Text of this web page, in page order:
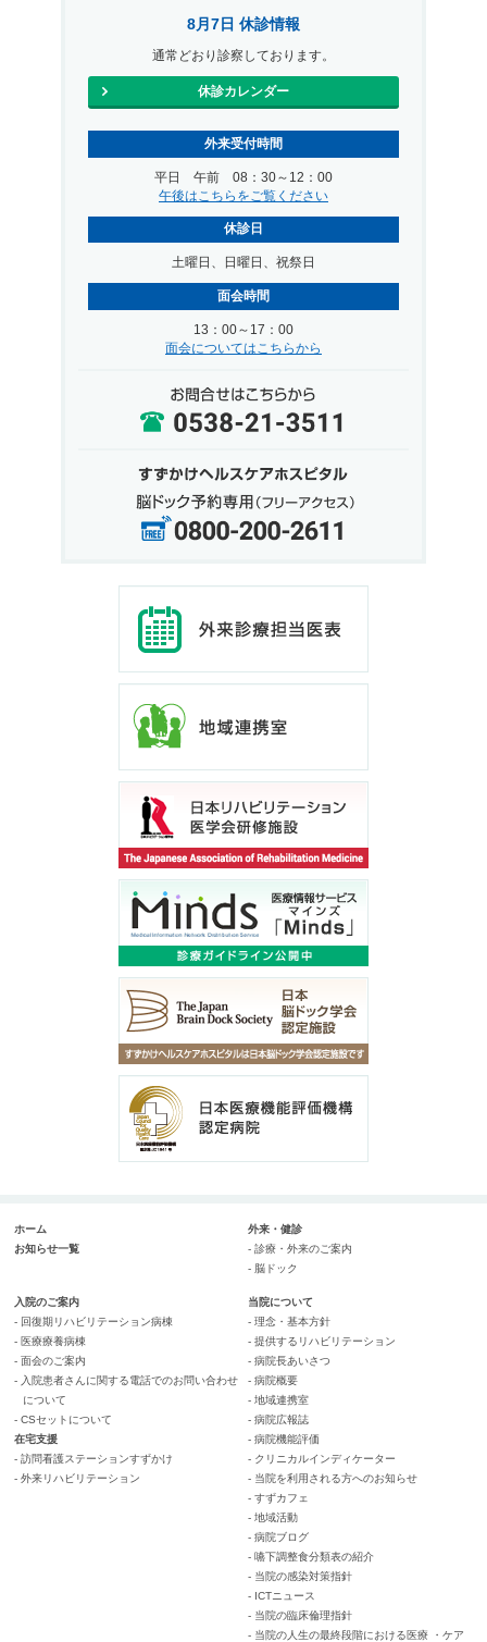
8月7日 休診情報
通常どおり診察しております。
休診カレンダー
外来受付時間
平日 午前 08：30～12：00
午後はこちらをご覧ください
休診日
土曜日、日曜日、祝祭日
面会時間
13：00～17：00
面会についてはこちらから
ホーム
お知らせ一覧
外来・健診
- 診療・外来のご案内
- 脳ドック
入院のご案内
- 回復期リハビリテーション病棟
- 医療療養病棟
- 面会のご案内
- 入院患者さんに関する電話でのお問い合わせ
について
- CSセットについて
在宅支援
- 訪問看護ステーションすずかけ
- 外来リハビリテーション
当院について
- 理念・基本方針
- 提供するリハビリテーション
- 病院長あいさつ
- 病院概要
- 地域連携室
- 病院広報誌
- 病院機能評価
- クリニカルインディケーター
- 当院を利用される方へのお知らせ
- すずカフェ
- 地域活動
- 病院ブログ
- 嚥下調整食分類表の紹介
- 当院の感染対策指針
- ICTニュース
- 当院の臨床倫理指針
- 当院の人生の最終段階における医療 ・ケア